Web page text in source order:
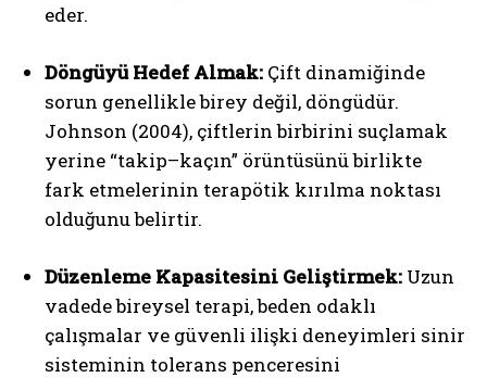
eder.
Döngüyü Hedef Almak: Çift dinamiğinde
sorun genellikle birey değil, döngüdür.
Johnson (2004), çiftlerin birbirini suçlamak
yerine “takip–kaçın” örüntüsünü birlikte
fark etmelerinin terapötik kırılma noktası
olduğunu belirtir.
Düzenleme Kapasitesini Geliştirmek: Uzun
vadede bireysel terapi, beden odaklı
çalışmalar ve güvenli ilişki deneyimleri sinir
sisteminin tolerans penceresini